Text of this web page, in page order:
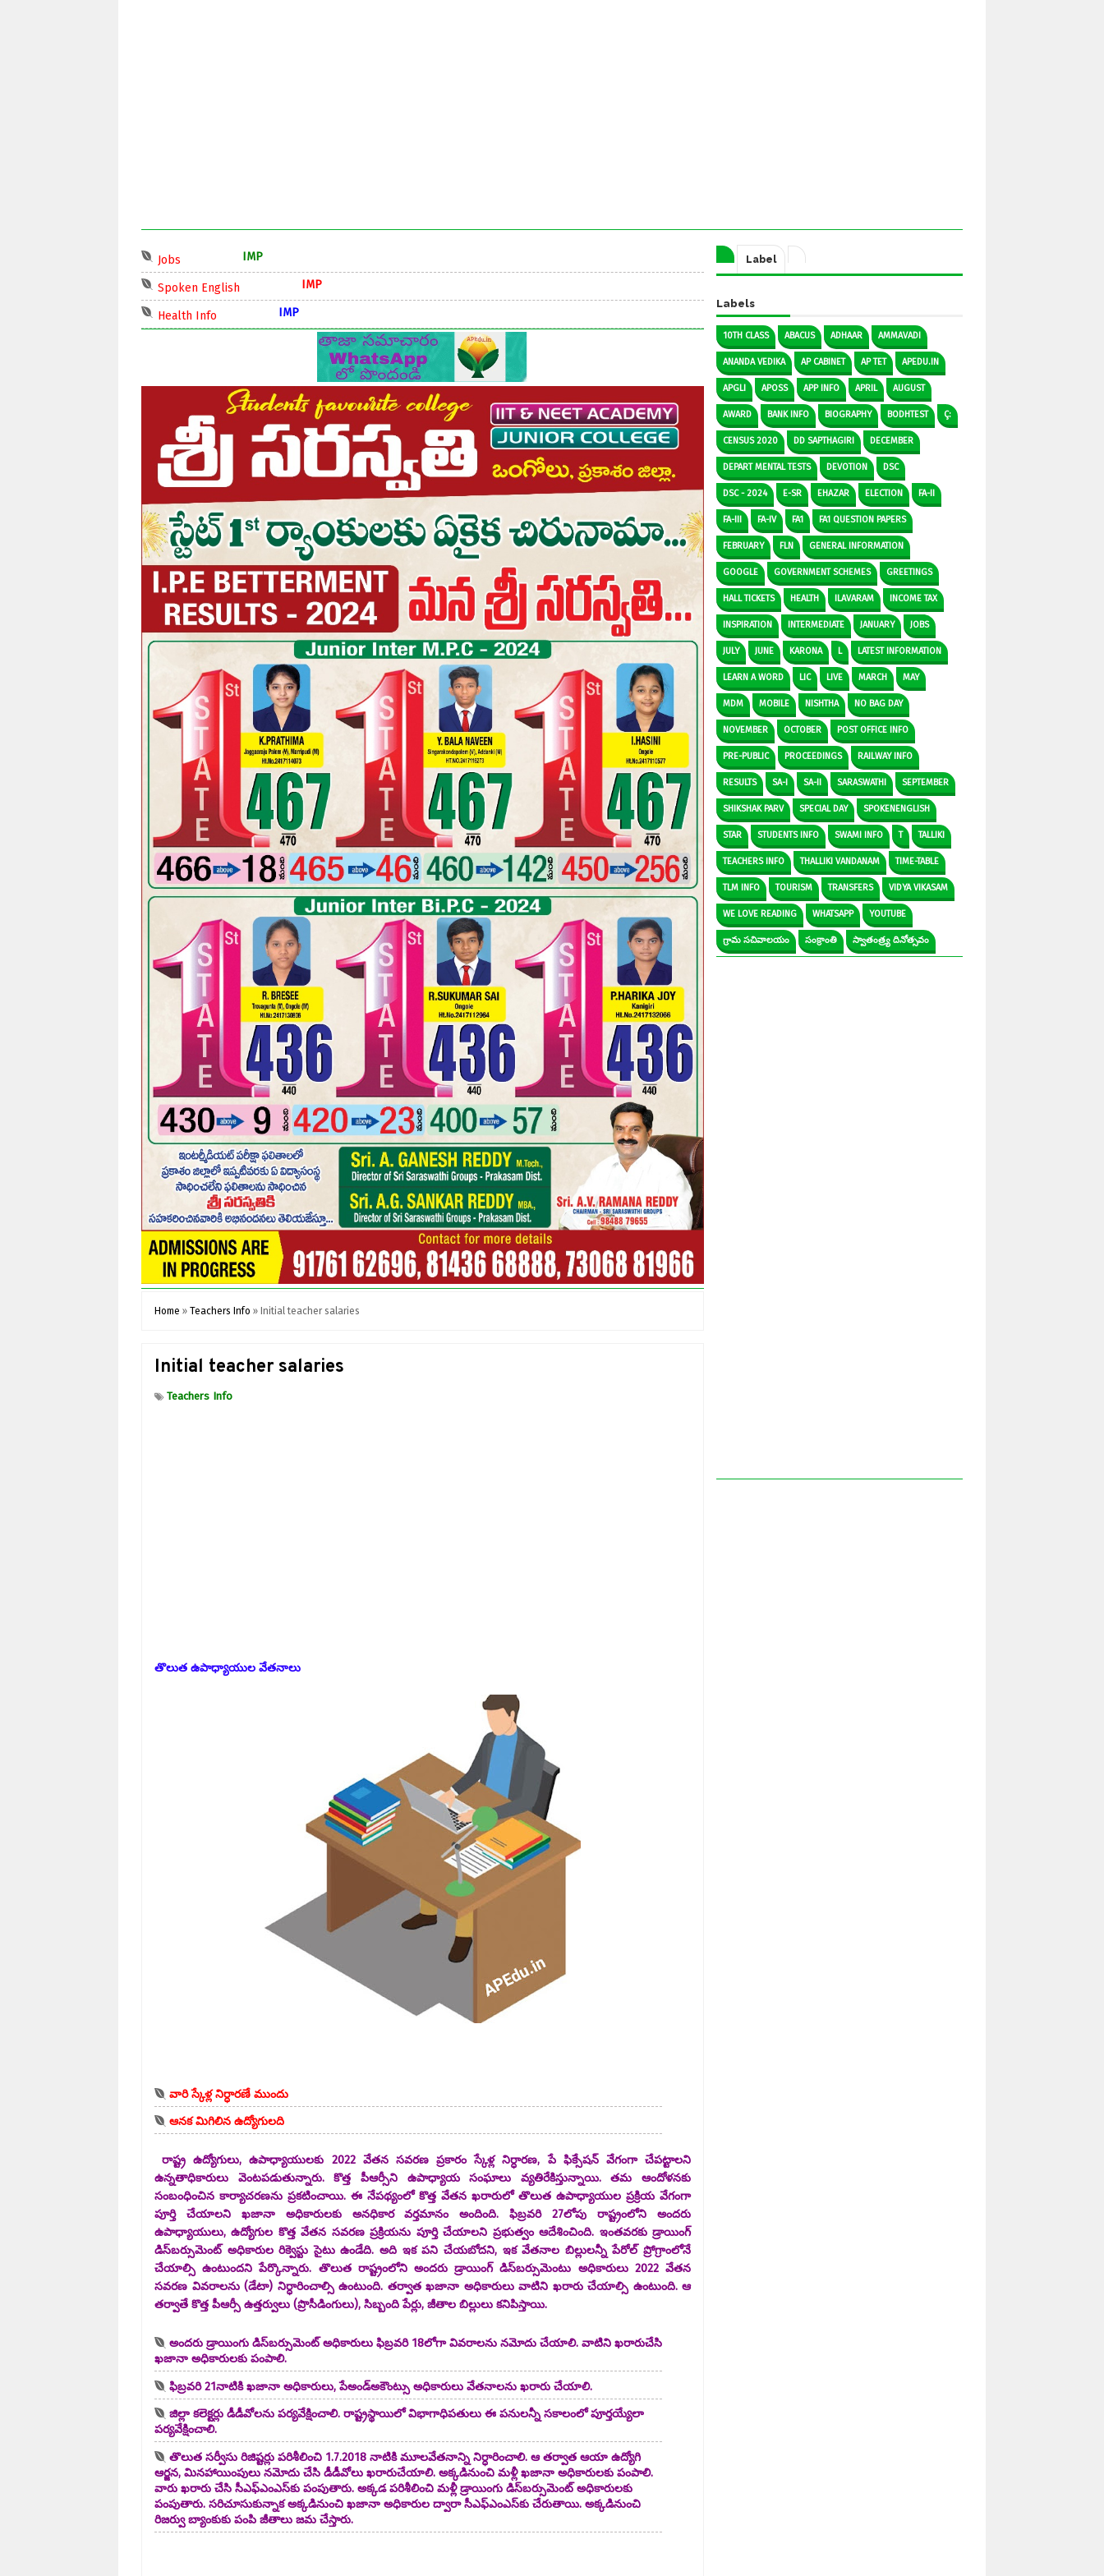
Jobs
Spoken English
Health Info
Home » Teachers Info » Initial teacher salaries
Initial teacher salaries
Teachers Info
తొలుత ఉపాధ్యాయుల వేతనాలు
వారి స్కేళ్ల నిర్ధారణే ముందు
ఆనక మిగిలిన ఉద్యోగులది
రాష్ట్ర ఉద్యోగులు, ఉపాధ్యాయులకు 2022 వేతన సవరణ ప్రకారం స్కేళ్ల నిర్ధారణ, పే ఫిక్సేషన్‌ వేగంగా చేపట్టాలని
ఉన్నతాధికారులు వెంటపడుతున్నారు. కొత్త పీఆర్సీని ఉపాధ్యాయ సంఘాలు వ్యతిరేకిస్తున్నాయి. తమ ఆందోళనకు
సంబంధించిన కార్యాచరణను ప్రకటించాయి. ఈ నేపథ్యంలో కొత్త వేతన ఖరారులో తొలుత ఉపాధ్యాయుల ప్రక్రియ వేగంగా
పూర్తి చేయాలని ఖజానా అధికారులకు అనధికార వర్తమానం అందింది. ఫిబ్రవరి 27లోపు రాష్ట్రంలోని అందరు
ఉపాధ్యాయులు, ఉద్యోగుల కొత్త వేతన సవరణ ప్రక్రియను పూర్తి చేయాలని ప్రభుత్వం ఆదేశించింది. ఇంతవరకు డ్రాయింగ్‌
డిస్‌బర్సుమెంట్‌ అధికారుల రిక్వెస్టు సైటు ఉండేది. అది ఇక పని చేయబోదని, ఇక వేతనాల బిల్లులన్నీ పేరోల్‌ ప్రోగ్రాంలోనే
చేయాల్సి ఉంటుందని పేర్కొన్నారు. తొలుత రాష్ట్రంలోని అందరు డ్రాయింగ్‌ డిస్‌బర్సుమెంటు అధికారులు 2022 వేతన
సవరణ వివరాలను (డేటా) నిర్ధారించాల్సి ఉంటుంది. తర్వాత ఖజానా అధికారులు వాటిని ఖరారు చేయాల్సి ఉంటుంది. ఆ
తర్వాతే కొత్త పీఆర్సీ ఉత్తర్వులు (ప్రొసీడింగులు), సిబ్బంది పేర్లు, జీతాల బిల్లులు కనిపిస్తాయి.
అందరు డ్రాయింగు డిస్‌బర్సుమెంట్‌ అధికారులు ఫిబ్రవరి 18లోగా వివరాలను నమోదు చేయాలి. వాటిని ఖరారుచేసి
ఖజానా అధికారులకు పంపాలి.
ఫిబ్రవరి 21నాటికి ఖజానా అధికారులు, పేఅండ్‌అకౌంట్సు అధికారులు వేతనాలను ఖరారు చేయాలి.
జిల్లా కలెక్టర్లు డీడీవోలను పర్యవేక్షించాలి. రాష్ట్రస్థాయిలో విభాగాధిపతులు ఈ పనులన్నీ సకాలంలో పూర్తయ్యేలా
పర్యవేక్షించాలి.
తొలుత సర్వీసు రిజిష్టర్లు పరిశీలించి 1.7.2018 నాటికి మూలవేతనాన్ని నిర్ధారించాలి. ఆ తర్వాత ఆయా ఉద్యోగి
ఆర్జన, మినహాయింపులు నమోదు చేసి డీడీవోలు ఖరారుచేయాలి. అక్కడినుంచి మళ్లీ ఖజానా అధికారులకు పంపాలి.
వారు ఖరారు చేసి సీఎఫ్‌ఎంఎస్‌కు పంపుతారు. అక్కడ పరిశీలించి మళ్లీ డ్రాయింగు డిస్‌బర్సుమెంట్‌ అధికారులకు
పంపుతారు. సరిచూసుకున్నాక అక్కడినుంచి ఖజానా అధికారుల ద్వారా సీఎఫ్‌ఎంఎస్‌కు చేరుతాయి. అక్కడినుంచి
రిజర్వు బ్యాంకుకు పంపి జీతాలు జమ చేస్తారు.
Label
Labels
10TH CLASS ABACUS ADHAAR AMMAVADI
ANANDA VEDIKA AP CABINET AP TET APEDU.IN
APGLI APOSS APP INFO APRIL AUGUST
AWARD BANK INFO BIOGRAPHY BODHTEST Ç:
CENSUS 2020 DD SAPTHAGIRI DECEMBER
DEPART MENTAL TESTS DEVOTION DSC
DSC - 2024 E-SR EHAZAR ELECTION FA-II
FA-III FA-IV FA1 FA1 QUESTION PAPERS
FEBRUARY FLN GENERAL INFORMATION
GOOGLE GOVERNMENT SCHEMES GREETINGS
HALL TICKETS HEALTH ILAVARAM INCOME TAX
INSPIRATION INTERMEDIATE JANUARY JOBS
JULY JUNE KARONA L LATEST INFORMATION
LEARN A WORD LIC LIVE MARCH MAY
MDM MOBILE NISHTHA NO BAG DAY
NOVEMBER OCTOBER POST OFFICE INFO
PRE-PUBLIC PROCEEDINGS RAILWAY INFO
RESULTS SA-I SA-II SARASWATHI SEPTEMBER
SHIKSHAK PARV SPECIAL DAY SPOKENENGLISH
STAR STUDENTS INFO SWAMI INFO T TALLIKI
TEACHERS INFO THALLIKI VANDANAM TIME-TABLE
TLM INFO TOURISM TRANSFERS VIDYA VIKASAM
WE LOVE READING WHATSAPP YOUTUBE
గ్రామ సచివాలయం సంక్రాంతి స్వాతంత్ర్య దినోత్సవం